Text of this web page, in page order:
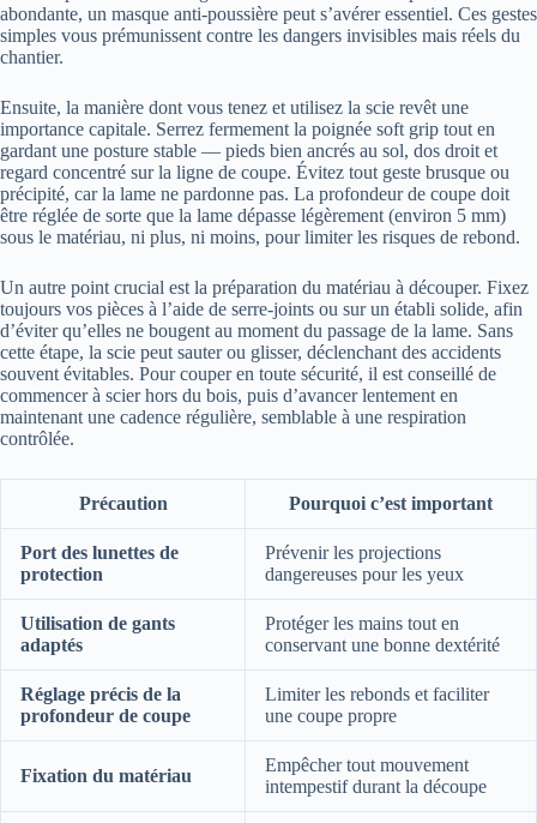
abondante, un masque anti-poussière peut s’avérer essentiel. Ces gestes
simples vous prémunissent contre les dangers invisibles mais réels du
chantier.
Ensuite, la manière dont vous tenez et utilisez la scie revêt une
importance capitale. Serrez fermement la poignée soft grip tout en
gardant une posture stable — pieds bien ancrés au sol, dos droit et
regard concentré sur la ligne de coupe. Évitez tout geste brusque ou
précipité, car la lame ne pardonne pas. La profondeur de coupe doit
être réglée de sorte que la lame dépasse légèrement (environ 5 mm)
sous le matériau, ni plus, ni moins, pour limiter les risques de rebond.
Un autre point crucial est la préparation du matériau à découper. Fixez
toujours vos pièces à l’aide de serre-joints ou sur un établi solide, afin
d’éviter qu’elles ne bougent au moment du passage de la lame. Sans
cette étape, la scie peut sauter ou glisser, déclenchant des accidents
souvent évitables. Pour couper en toute sécurité, il est conseillé de
commencer à scier hors du bois, puis d’avancer lentement en
maintenant une cadence régulière, semblable à une respiration
contrôlée.
Précaution Pourquoi c’est important
Port des lunettes de
protection
Prévenir les projections
dangereuses pour les yeux
Utilisation de gants
adaptés
Protéger les mains tout en
conservant une bonne dextérité
Réglage précis de la
profondeur de coupe
Limiter les rebonds et faciliter
une coupe propre
Fixation du matériau
Empêcher tout mouvement
intempestif durant la découpe